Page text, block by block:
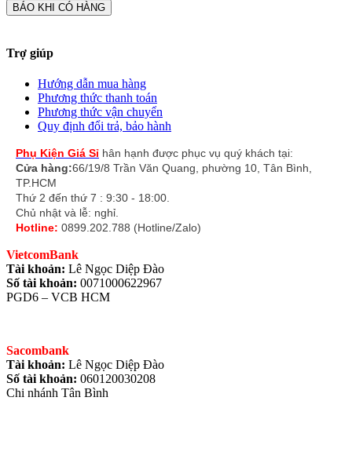
BÁO KHI CÓ HÀNG
Trợ giúp
Hướng dẫn mua hàng
Phương thức thanh toán
Phương thức vận chuyển
Quy định đổi trả, bảo hành
Phụ Kiện Giá Sỉ hân hạnh được phục vụ quý khách tại:
Cửa hàng:66/19/8 Trần Văn Quang, phường 10, Tân Bình,
TP.HCM
Thứ 2 đến thứ 7 : 9:30 - 18:00.
Chủ nhật và lễ: nghỉ.
Hotline: 0899.202.788 (Hotline/Zalo)
VietcomBank
Tài khoản: Lê Ngọc Diệp Đào
Số tài khoản: 0071000622967
PGD6 – VCB HCM
Sacombank
Tài khoản: Lê Ngọc Diệp Đào
Số tài khoản: 060120030208
Chi nhánh Tân Bình